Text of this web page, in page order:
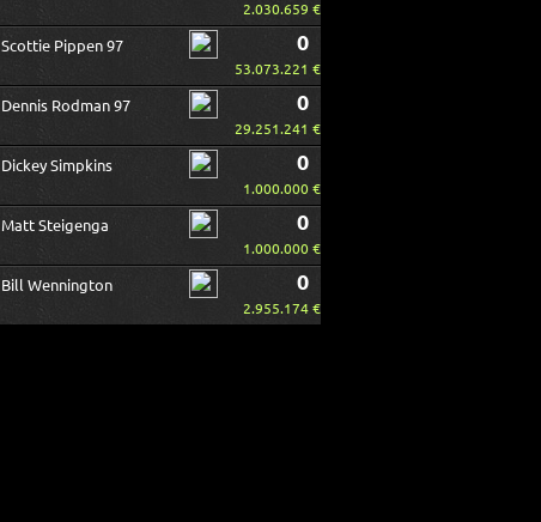
2.030.659 €
Scottie Pippen 97 0
53.073.221 €
Dennis Rodman 97 0
29.251.241 €
Dickey Simpkins 0
1.000.000 €
Matt Steigenga 0
1.000.000 €
Bill Wennington 0
2.955.174 €